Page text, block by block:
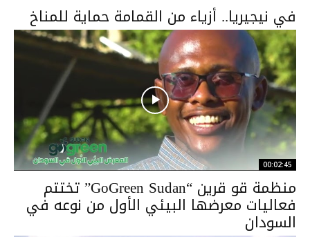
في نيجيريا.. أزياء من القمامة حماية للمناخ
00:02:45
منظمة قو قرين “GoGreen Sudan” تختتم
فعاليات معرضها البيئي الأول من نوعه في
السودان